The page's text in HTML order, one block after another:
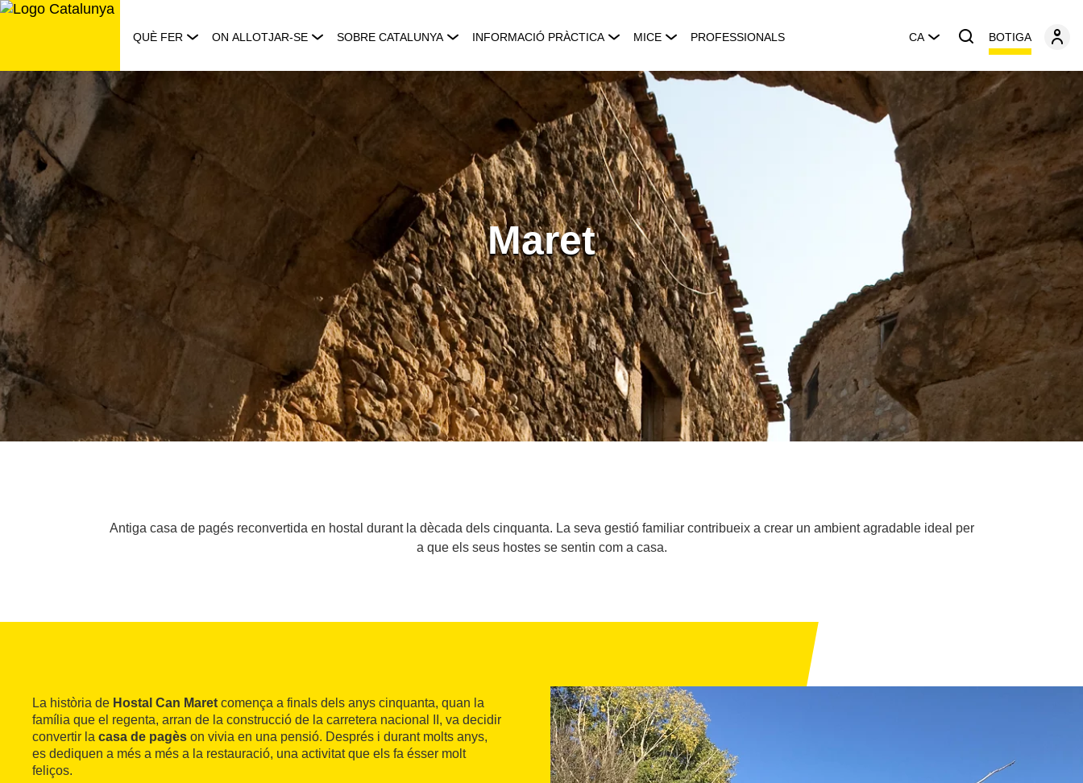
Saltar
QUÈ FER ON ALLOTJAR-SE SOBRE CATALUNYA INFORMACIÓ PRÀCTICA MICE PROFESSIONALS CA BOTIGA
Maret
Antiga casa de pagés reconvertida en hostal durant la dècada dels cinquanta. La seva gestió familiar contribueix a crear un ambient agradable ideal per
a que els seus hostes se sentin com a casa.
La història de Hostal Can Maret comença a finals dels anys cinquanta, quan la
família que el regenta, arran de la construcció de la carretera nacional II, va decidir
convertir la casa de pagès on vivia en una pensió. Després i durant molts anys,
es dediquen a més a més a la restauració, una activitat que els fa ésser molt
feliços.